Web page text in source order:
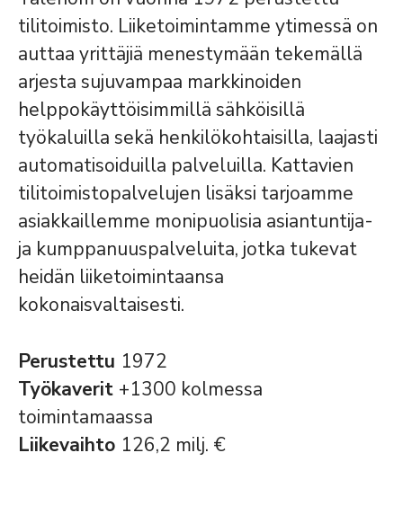
tilitoimisto. Liiketoimintamme ytimessä on
auttaa yrittäjiä menestymään tekemällä
arjesta sujuvampaa markkinoiden
helppokäyttöisimmillä sähköisillä
työkaluilla sekä henkilökohtaisilla, laajasti
automatisoiduilla palveluilla. Kattavien
tilitoimistopalvelujen lisäksi tarjoamme
asiakkaillemme monipuolisia asiantuntija-
ja kumppanuuspalveluita, jotka tukevat
heidän liiketoimintaansa
kokonaisvaltaisesti.
Perustettu 1972
Työkaverit +1300 kolmessa
toimintamaassa
Liikevaihto 126,2 milj. €